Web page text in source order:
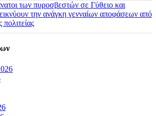
των πυροσβεστών σε Γύθειο και
την ανάγκη γενναίων αποφάσεων από